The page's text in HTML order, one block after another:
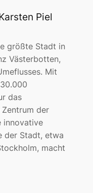
Piel
größte Stadt in
Västerbotten,
Mit
das
der
innovative
der Stadt, etwa
macht